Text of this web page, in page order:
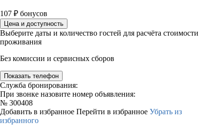
107 ₽ бонусов
Цена и доступность
Выберите даты и количество гостей для расчёта стоимости
проживания
Без комиссии и сервисных сборов
Показать телефон
Служба бронирования:
При звонке назовите номер объявления:
№ 300408
Добавить в избранное Перейти в избранное Убрать из
избранного